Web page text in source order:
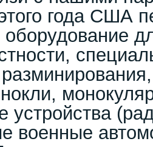
года США
военные